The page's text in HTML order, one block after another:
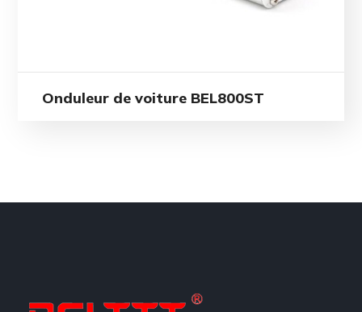
Onduleur de voiture BEL800ST